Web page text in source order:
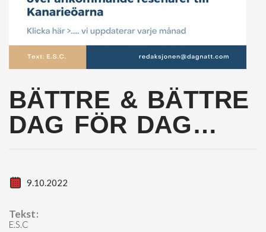
BÄTTRE & BÄTTRE
DAG FÖR DAG…
9.10.2022
Tekst:
E.S.C